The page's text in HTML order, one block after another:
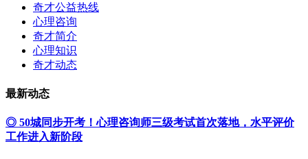
奇才公益热线
心理咨询
奇才简介
心理知识
奇才动态
最新动态
◎ 50城同步开考！心理咨询师三级考试首次落地，水平评价
工作进入新阶段